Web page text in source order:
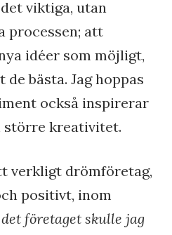
viktiga, utan
processen; att
idéer som möjligt,
bästa. Jag hoppas
också inspirerar
större kreativitet.
verkligt drömföretag,
positivt, inom
det företaget skulle jag